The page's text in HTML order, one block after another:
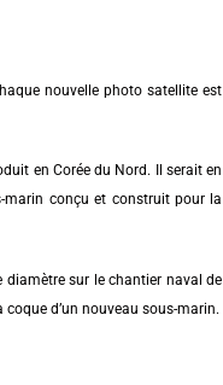
nouvelle photo satellite est
en Corée du Nord. Il serait en
marin conçu et construit pour la
diamètre sur le chantier naval de
d’un nouveau sous-marin.